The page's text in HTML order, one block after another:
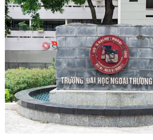
sông Hàn
07/08/2026 04:39
Xu hướng trải nghiệm nào tiếp tục
dẫn dắt du lịch nội địa cuối mùa Hè?
07/08/2026 03:36
Cà Mau quảng bá thương hiệu, kết
nối đầu tư, đưa ngành tôm phát triển